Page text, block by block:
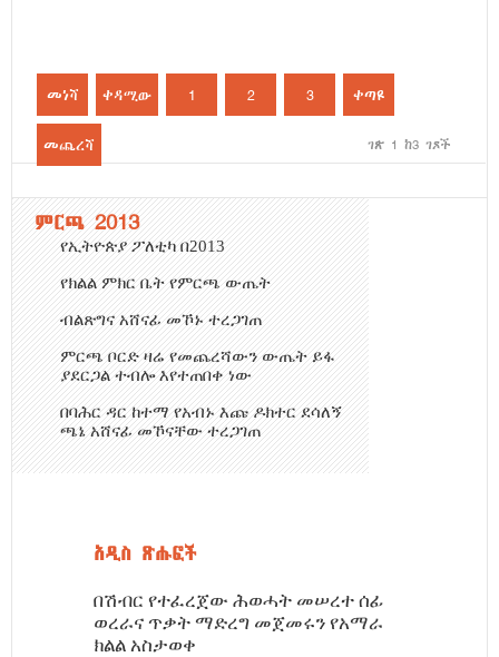
መነሻ ቀዳሚው 1 2 3 ቀጣዩ
መጨረሻ ገጽ 1 ከ3 ገጾች
ምርጫ 2013
የኢትዮጵያ ፖለቲካ በ2013
የክልል ምክር ቤት የምርጫ ውጤት
ብልጽግና አሸናፊ መኾኑ ተረጋገጠ
ምርጫ ቦርድ ዛሬ የመጨረሻውን ውጤት ይፋ
ያደርጋል ተብሎ እየተጠበቀ ነው
በባሕር ዳር ከተማ የአብኑ እጩ ዶክተር ደሳለኝ
ጫኔ አሸናፊ መኾናቸው ተረጋገጠ
አዲስ ጽሑፎች
በሽብር የተፈረጀው ሕወሓት መሠረተ ሰፊ
ወረራና ጥቃት ማድረግ መጀመሩን የአማራ
ክልል አስታወቀ